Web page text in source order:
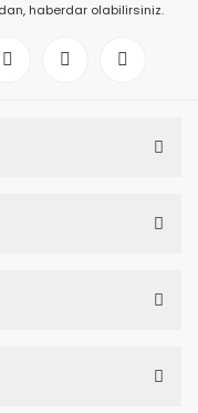
haberdar olabilirsiniz.